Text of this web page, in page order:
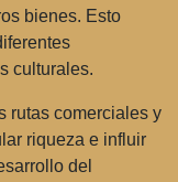
bienes. Esto
culturales.
rutas comerciales y
riqueza e influir
del